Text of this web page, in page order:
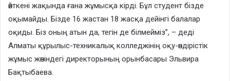
өйткені жақында ғана жұмысқа кірді. Бұл студент бізде
оқымайды. Бізде 16 жастан 18 жасқа дейінгі балалар
оқиды. Біз оның атын да, тегін де білмейміз”, – деді
Алматы құрылыс-техникалық колледжінің оқу-өндірістік
жұмыс жөніндегі директорының орынбасары Эльвира
Бақтыбаева.